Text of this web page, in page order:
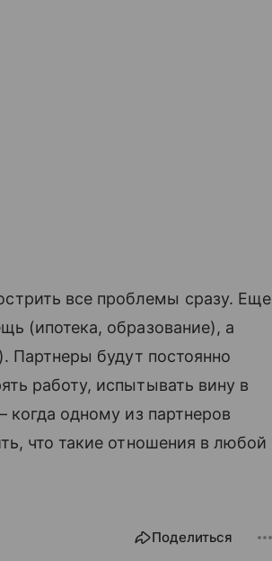
все проблемы сразу. Еще
(ипотека, образование), а
Партнеры будут постоянно
работу, испытывать вину в
когда одному из партнеров
что такие отношения в любой
Поделиться